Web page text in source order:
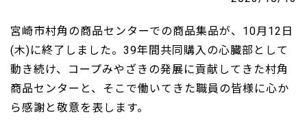
宮崎市村角の商品センターでの商品集品が、10月12日
(木)に終了しました。39年間共同購入の心臓部として
動き続け、コープみやざきの発展に貢献してきた村角
商品センターと、そこで働いてきた職員の皆様に心か
ら感謝と敬意を表します。